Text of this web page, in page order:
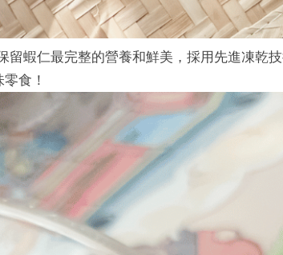
蝦仁最完整的營養和鮮美，採用先進凍乾
食！